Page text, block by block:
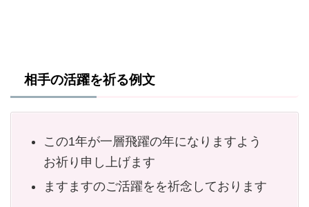
相手の活躍を祈る例文
この1年が一層飛躍の年になりますよう
お祈り申し上げます
ますますのご活躍をを祈念しております